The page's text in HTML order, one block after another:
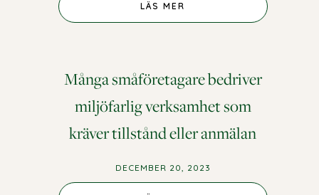
LÄS MER
Många småföretagare bedriver
miljöfarlig verksamhet som
kräver tillstånd eller anmälan
DECEMBER 20, 2023